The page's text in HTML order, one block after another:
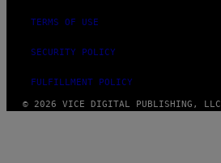
TERMS OF USE
SECURITY POLICY
FULFILLMENT POLICY
© 2026 VICE DIGITAL PUBLISHING, LLC